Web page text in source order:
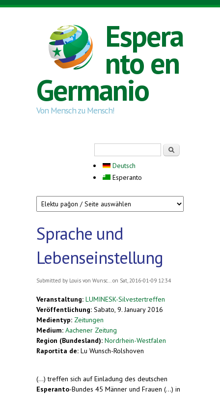
Skip to main content
Espera
nto en
Germanio
Von Mensch zu Mensch!
Deutsch
Esperanto
Sprache und
Lebenseinstellung
Submitted by Louis von Wunsc... on Sat, 2016-01-09 12:34
Veranstaltung: LUMINESK-Silvestertreffen
Veröffentlichung: Sabato, 9. January 2016
Medientyp: Zeitungen
Medium: Aachener Zeitung
Region (Bundesland): Nordrhein-Westfalen
Raportita de: Lu Wunsch-Rolshoven
(...) treffen sich auf Einladung des deutschen
Esperanto-Bundes 45 Männer und Frauen (...) in